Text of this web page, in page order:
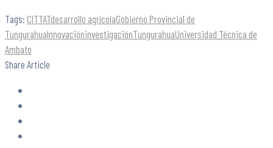
Tags: CITTATdesarrollo agrícolaGobierno Provincial de
TungurahuaInnovacióninvestigaciónTungurahuaUniversidad Técnica de
Ambato
Share Article